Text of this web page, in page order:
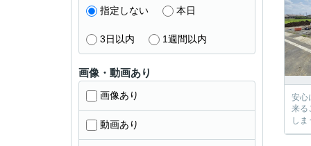
安心に、
来るご提案が必ずござ
指定しない 本日
3日以内 1週間以内
画像・動画あり
画像あり
動画あり